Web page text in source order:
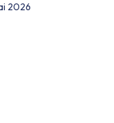
pensées
À travers
2026